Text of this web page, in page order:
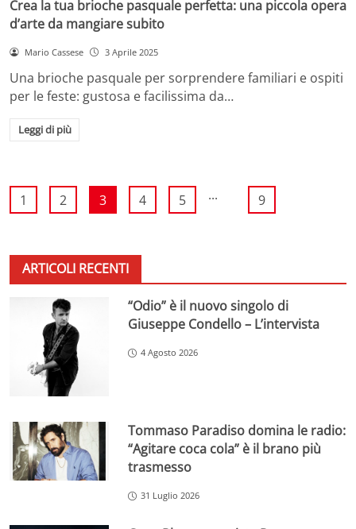
Crea la tua brioche pasquale perfetta: una piccola opera
d’arte da mangiare subito
Mario Cassese 3 Aprile 2025
Una brioche pasquale per sorprendere familiari e ospiti
per le feste: gustosa e facilissima da…
Leggi di più
1 2 3 4 5 ... 9
ARTICOLI RECENTI
“Odio” è il nuovo singolo di
Giuseppe Condello – L’intervista
4 Agosto 2026
Tommaso Paradiso domina le radio:
“Agitare coca cola” è il brano più
trasmesso
31 Luglio 2026